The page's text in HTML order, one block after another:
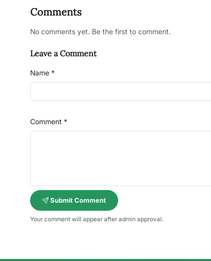
Comments
No comments yet. Be the first to comment.
Leave a Comment
Name *
Comment *
Submit Comment
Your comment will appear after admin approval.